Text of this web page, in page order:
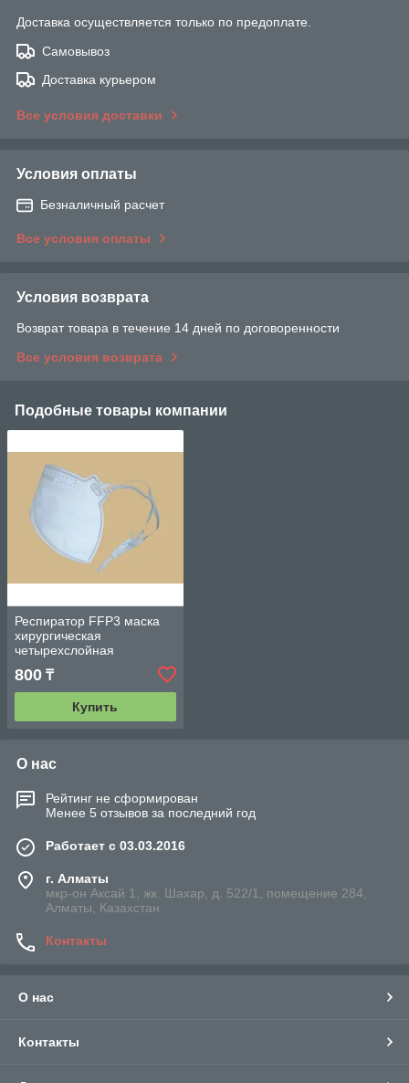
Доставка осуществляется только по предоплате.
Самовывоз
Доставка курьером
Все условия доставки
Условия оплаты
Безналичный расчет
Все условия оплаты
Условия возврата
Возврат товара в течение 14 дней по договоренности
Все условия возврата
Подобные товары компании
Респиратор FFP3 маска
хирургическая
четырехслойная
противожидкостная без
клапана на резинках
800 ₸
Купить
О нас
Рейтинг не сформирован
Менее 5 отзывов за последний год
Работает с 03.03.2016
г. Алматы
мкр-он Аксай 1, жк. Шахар, д. 522/1, помещение 284,
Алматы, Казахстан
Контакты
О нас
Контакты